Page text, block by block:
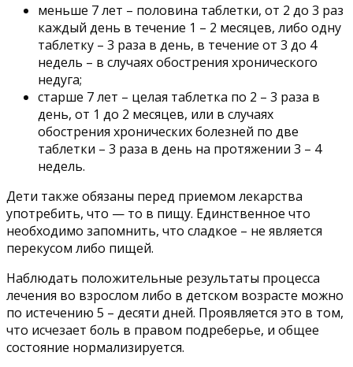
меньше 7 лет – половина таблетки, от 2 до 3 раз
каждый день в течение 1 – 2 месяцев, либо одну
таблетку – 3 раза в день, в течение от 3 до 4
недель – в случаях обострения хронического
недуга;
старше 7 лет – целая таблетка по 2 – 3 раза в
день, от 1 до 2 месяцев, или в случаях
обострения хронических болезней по две
таблетки – 3 раза в день на протяжении 3 – 4
недель.
Дети также обязаны перед приемом лекарства
употребить, что — то в пищу. Единственное что
необходимо запомнить, что сладкое – не является
перекусом либо пищей.
Наблюдать положительные результаты процесса
лечения во взрослом либо в детском возрасте можно
по истечению 5 – десяти дней. Проявляется это в том,
что исчезает боль в правом подреберье, и общее
состояние нормализируется.